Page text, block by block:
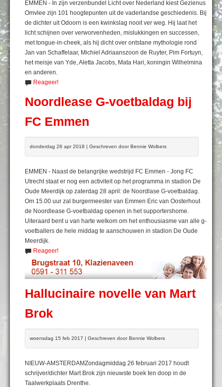
EMMEN - In zijn verzenbundel Licht over Nederland kiest Gezienus
Omvlee zijn 101 hoogtepunten uit de vaderlandse geschiedenis. Bij
de dichter uit Odoorn is een kwinkslag nooit ver weg. Hij laat het
licht schijnen over verworvenheden, mislukkingen en successen,
met tongue-in-cheek, als hij dicht over ontstane mythologie rond
Jan van Schaffelaar, Michiel Adriaanszoon de Ruyter, Pim Fortuyn,
het meisje van Yde, Aletta Jacobs, Mata Hari, koningin Wilhelmina
en anderen.
Reageer!
Noordlease G-voetbaldag bij
FC Emmen
donderdag 26 apr 2018 | Geschreven door Bennie Wolbers
EMMEN - Naast de belangrijke wedstrijd FC Emmen - Jong FC
Utrecht staat er nog een activiteit op het programma in stadion De
Oude Meerdijk op zaterdag 28 april: de Noordlase G-voetbaldag.
Om 15.00 uur zal burgermeester van Emmen Eric van Oosterhout
de Noordlease G-voetbaldag openen in het supportershome.
Uiteraard bent u van harte welkom om het enthousiasme van alle g-
voetballers de hele middag te aanschouwen in stadion De Oude
Meerdijk.
Reageer!
Hallucinaire novelle van Mart
Brok
woensdag 15 feb 2017 | Geschreven door Bennie Wolbers
NIEUW-AMSTERDAMZondagmiddag 26 februari 2017 houdt
schrijver/dichter Mart Brok zijn nieuwste boek ten doop in de
Taalwerkplaats Drenthe.